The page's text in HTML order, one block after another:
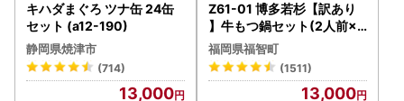
キハダまぐろ ツナ缶 24缶
セット (a12-190)
静岡県焼津市
(714)
13,000
Z61-01 博多若杉【訳あり
】牛もつ鍋セット(2人前×5
) 10人前 もつ鍋
福岡県福智町
(1511)
13,000